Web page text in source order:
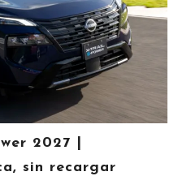
2027 |
sin recargar